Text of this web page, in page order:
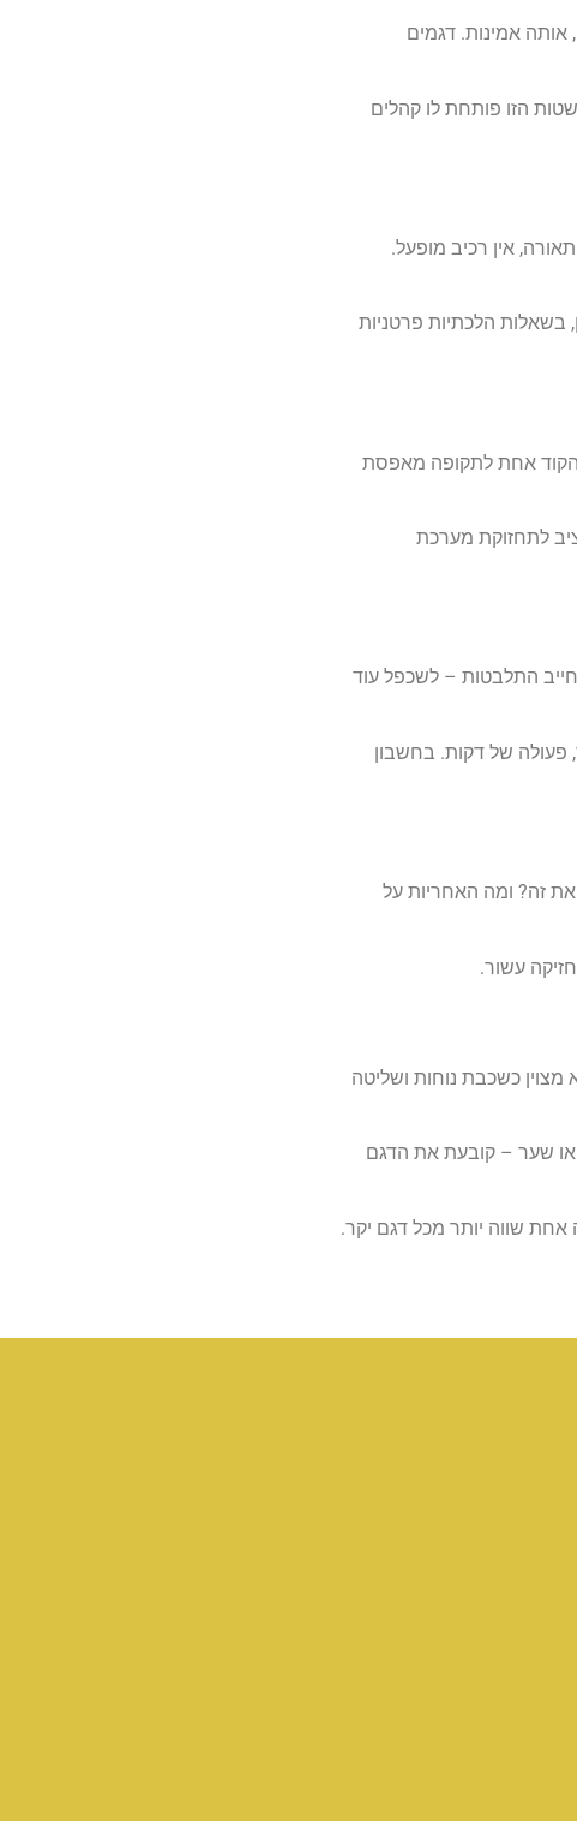
אמינות. דגמים
הזו פותחת לו קהלים
אין רכיב מופעל.
בשאלות הלכתיות פרטניות
הקוד אחת לתקופה מאפסת
לתחזוקת מערכת
התלבטות – לשכפל עוד
פעולה של דקות. בחשבון
זה? ומה האחריות על
עשור.
כשכבת נוחות ושליטה
או שער – קובעת את הדגם
שווה יותר מכל דגם יקר.